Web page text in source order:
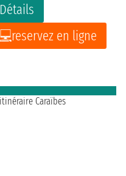
Détails
reservez en ligne